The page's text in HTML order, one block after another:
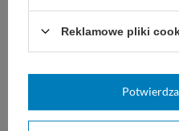
stosować
Szczególnie
kuchniach
ręcznego naczyń,
Reklamowe pliki